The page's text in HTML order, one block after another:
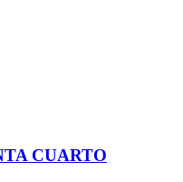
CUARTO